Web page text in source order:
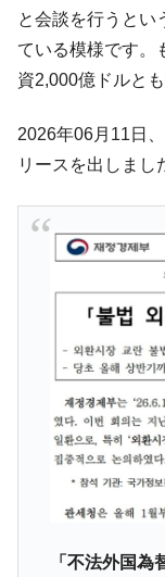
『Money1』
韓
だ。
『Money1』
『
す」⇒「金を経由
『Money1』
韓
ル」まで拡大 ⇒ 海
い「50.5％」に上昇
『Money1』
韓
た ⇒ 国家が行っ
『Money1』
中
国の過剰生産が世
『Money1』
韓
種は全般的「不
『Money1』
【
と会談を行うとい
ている模様です。
資2,000億ドルと
2026年06月11日
リースを出しまし
「不法外国